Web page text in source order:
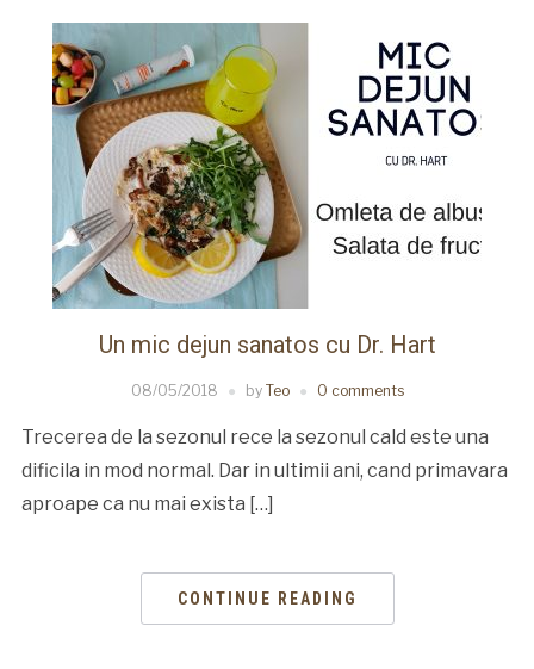
Un mic dejun sanatos cu Dr. Hart
08/05/2018 by Teo 0 comments
Trecerea de la sezonul rece la sezonul cald este una
dificila in mod normal. Dar in ultimii ani, cand primavara
aproape ca nu mai exista […]
CONTINUE READING